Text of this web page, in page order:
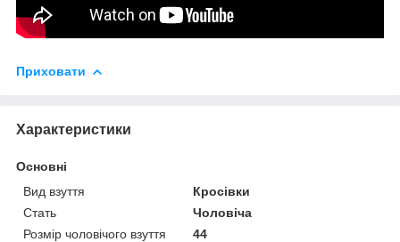
Приховати
Характеристики
Основні
Вид взуття
Кросівки
Стать
Чоловіча
Розмір чоловічого взуття
44